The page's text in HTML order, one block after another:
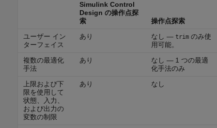
Simulink Control
Design の操作点探
索
操作点探索
ユーザー イン
ターフェイス
あり なし — trimのみ使
用可能。
複数の最適化
手法
あり
なし — 1 つの最適
化手法のみ
上限および下
限を使用して
状態、入力、
および出力の
変数の制限
あり なし